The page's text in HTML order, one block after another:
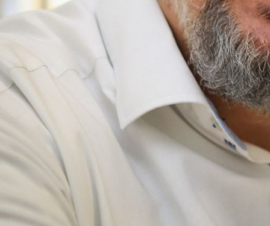
hoerakustik-schenk-team-andreas-schenk